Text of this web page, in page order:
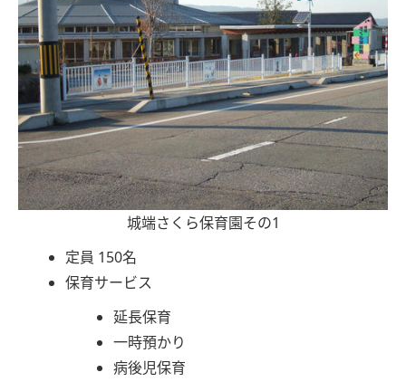
城端さくら保育園その1
定員 150名
保育サービス
延長保育
一時預かり
病後児保育